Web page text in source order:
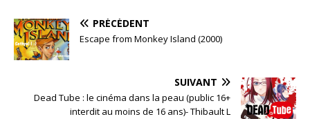
PRÉCÉDENT
Escape from Monkey Island (2000)
SUIVANT
Dead Tube : le cinéma dans la peau (public 16+
interdit au moins de 16 ans)- Thibault L